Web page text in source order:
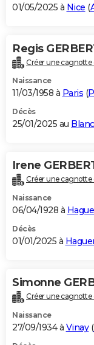
01/05/2025 à Nice (
Regis
Créer une cagnotte
Naissance
11/03/1958 à Paris (
Décès
25/01/2025 au
Irene
Créer une cagnotte
Naissance
06/04/1928 à
Décès
01/01/2025 à
Simonne
Créer une cagnotte
Naissance
27/09/1934 à Vinay(